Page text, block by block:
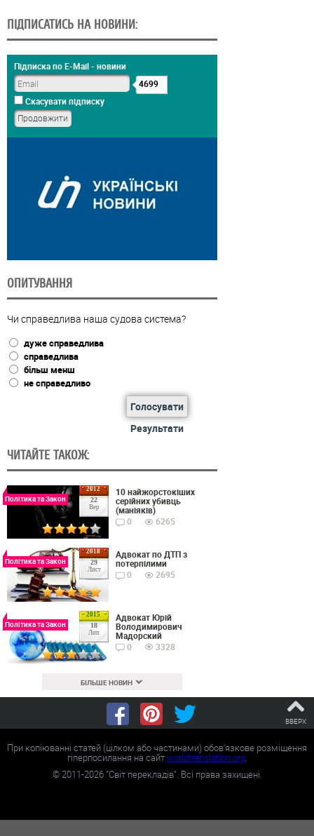
ПІДПИСАТИСЬ НА НОВИНИ:
Підписка по E-Mail - новини
4699
Скасувати підписку
ОПИТУВАННЯ
Чи справедлива наша судова система?
дуже справедлива
справедлива
більш менш
не справедливо
Голосувати
Результати
ЧИТАЙТЕ ТАКОЖ:
2012
22
Вер
Політика та Закон
10 найжорстокіших
серійних убивць
(маніяків)
0
6265
2018
29
Лист
Політика та Закон
Адвокат по ДТП з
потерпілими
0
2695
2015
18
Лип
Політика та Закон
Адвокат Юрій
Володимирович
Мадорский
0
3328
БІЛЬШЕ НОВИН
ВВЕРХ
При копіюванні статей (цілком або частинами) обов'язкове розміщення
гіперпосилання на сайтworldtranslation.org.
©2011-2026"Світ перекладів". Всі права захищені.